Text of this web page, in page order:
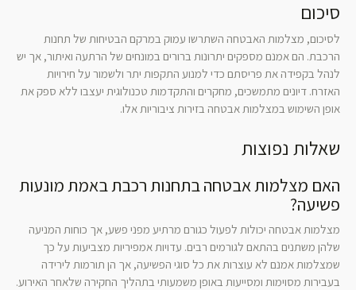
סיכום
לסיכום, מצלמות האבטחה השתרשו עמוק במרקם הבטיחות של תחנות
הרכבת. הם אמנם מספקים יתרונות ברורים במונחים של הרתעה ואיתור, אך יש
לנהל בקפידה את פריסתם כדי למנוע התקפות יתר ולשמור על חירויות
האזרח. דיונים מתמשכים, מחקרים והתקדמות טכנולוגית יעצבו ללא ספק את
אופן השימוש במצלמות אבטחה בזירות ציבוריות אלו.
שאלות נפוצות
האם מצלמות אבטחה בתחנות רכבת באמת מונעות
פשיעה?
מצלמות אבטחה יכולות לפעול כגורם מרתיע מפני פשע, אך כוחות המניעה
שלהן משתנים בהתאם לגורמים רבים. עדויות אמפיריות מצביעות על כך
שמצלמות אמנם לא עוצרות את כל סוגי הפשיעה, אך הן תורמות לירידה
בעבירות מסוימות ומסייעות באופן משמעותי בתהליך החקירה שלאחר האירוע.